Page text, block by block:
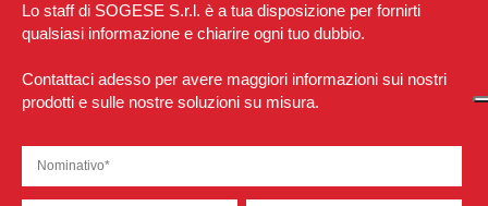
Lo staff di SOGESE S.r.l. è a tua disposizione per fornirti
qualsiasi informazione e chiarire ogni tuo dubbio.
Contattaci adesso per avere maggiori informazioni sui nostri
prodotti e sulle nostre soluzioni su misura.